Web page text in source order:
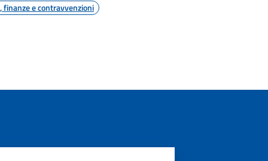
finanze e contravvenzioni